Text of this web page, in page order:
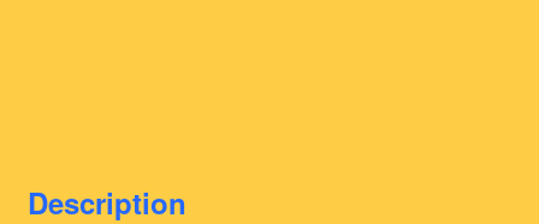
Description